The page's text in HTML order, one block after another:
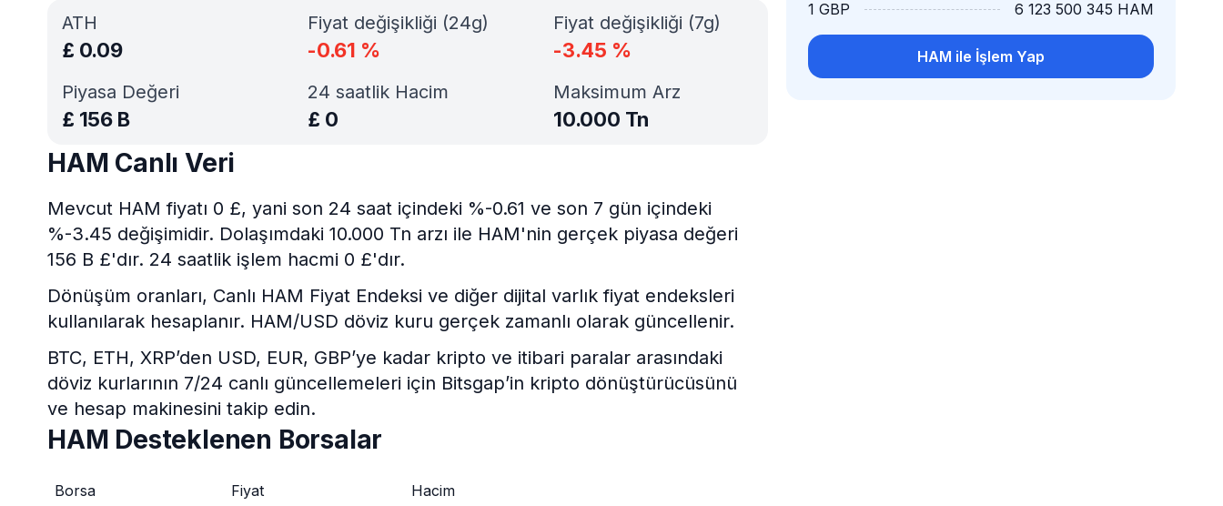
1 GBP 6 123 500 345 HAM
HAM ile İşlem Yap
ATH
£ 0.09
Piyasa Değeri
£ 156 B
Fiyat değişikliği (24g)
-0.61 %
Fiyat değişikliği (7g)
-3.45 %
24 saatlik Hacim
£ 0
Maksimum Arz
10.000 Tn
HAM Canlı Veri
Mevcut HAM fiyatı 0 £, yani son 24 saat içindeki %-0.61 ve son 7 gün içindeki
%-3.45 değişimidir. Dolaşımdaki 10.000 Tn arzı ile HAM'nin gerçek piyasa değeri
156 B £'dır. 24 saatlik işlem hacmi 0 £'dır.
Dönüşüm oranları, Canlı HAM Fiyat Endeksi ve diğer dijital varlık fiyat endeksleri
kullanılarak hesaplanır. HAM/USD döviz kuru gerçek zamanlı olarak güncellenir.
BTC, ETH, XRP’den USD, EUR, GBP’ye kadar kripto ve itibari paralar arasındaki
döviz kurlarının 7/24 canlı güncellemeleri için Bitsgap’in kripto dönüştürücüsünü
ve hesap makinesini takip edin.
HAM Desteklenen Borsalar
Borsa Fiyat Hacim